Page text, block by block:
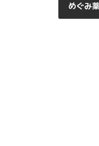
めぐみ